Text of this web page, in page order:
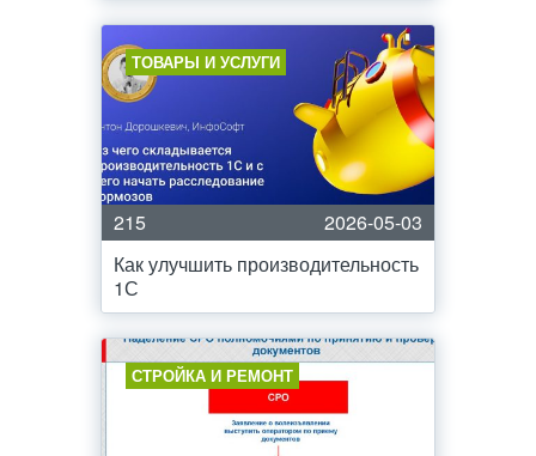
ТОВАРЫ И УСЛУГИ
215
2026-05-03
Как улучшить производительность
1С
СТРОЙКА И РЕМОНТ